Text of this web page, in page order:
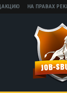
НА ПРАВАХ